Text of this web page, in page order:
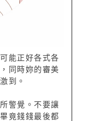
能正好各式各
同時妳的審美
到。
警覺。不要讓
竟錢錢最後都